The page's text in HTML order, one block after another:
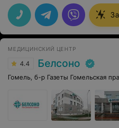
Федорович за его профессионализм! Очень
вежливый, грамотный
быстро и качественно! Спасибо!
МЕДИЦИНСКИЙ ЦЕНТР
4.4 Белсоно
Гомель, б-р Газеты Гомельская